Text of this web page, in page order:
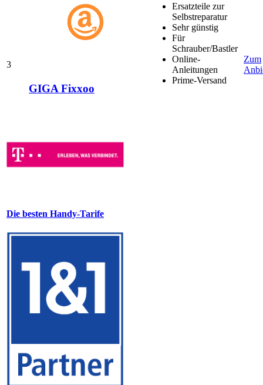
3
GIGA Fixxoo
Ersatzteile zur
Selbstreparatur
Sehr günstig
Für
Schrauber/Bastler
Online-
Anleitungen
Prime-Versand
Zum
Die besten Handy-Tarife